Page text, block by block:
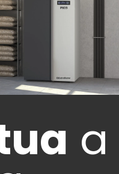
a